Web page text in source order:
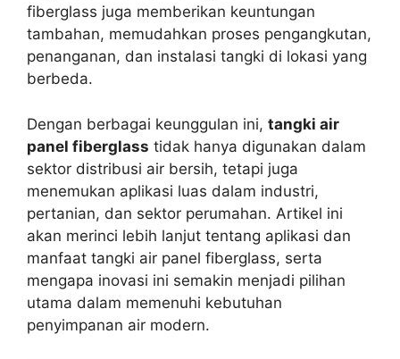
fiberglass juga memberikan keuntungan
tambahan, memudahkan proses pengangkutan,
penanganan, dan instalasi tangki di lokasi yang
berbeda.
Dengan berbagai keunggulan ini, tangki air
panel fiberglass tidak hanya digunakan dalam
sektor distribusi air bersih, tetapi juga
menemukan aplikasi luas dalam industri,
pertanian, dan sektor perumahan. Artikel ini
akan merinci lebih lanjut tentang aplikasi dan
manfaat tangki air panel fiberglass, serta
mengapa inovasi ini semakin menjadi pilihan
utama dalam memenuhi kebutuhan
penyimpanan air modern.